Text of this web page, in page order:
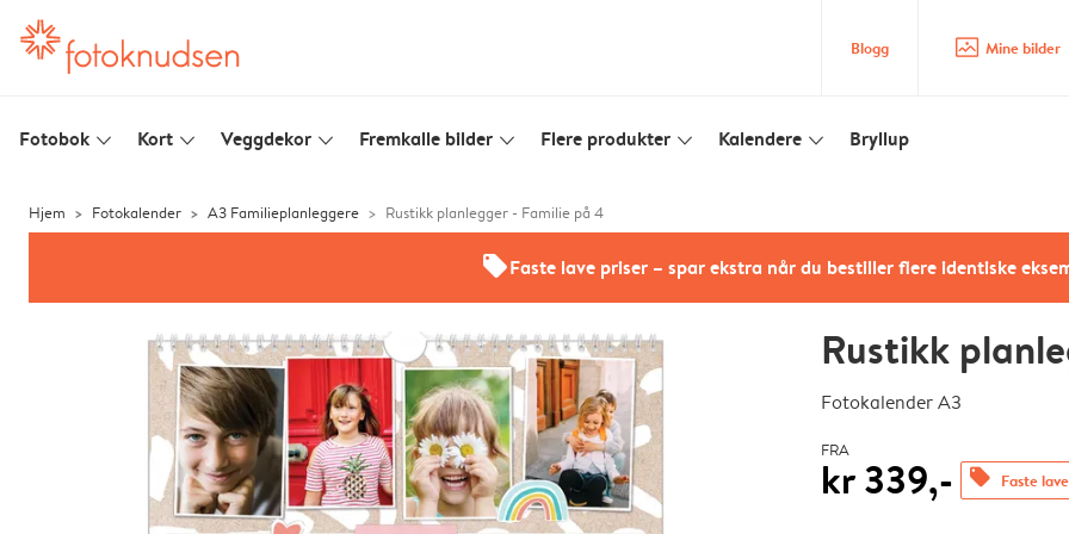
Blogg image_placeholder Mine bilder
Fotobok slim_arrow_down Kort slim_arrow_down Veggdekor slim_arrow_down Fremkalle bilder slim_arrow_down Flere produkter slim_arrow_down Kalendere slim_arrow_down Bryllup
Hjem Fotokalender A3 Familieplanleggere Rustikk planlegger - Familie på 4
offersFaste lave priser – spar ekstra når du bestiller flere identiske
Rustikk
Fotokalender A3
FRA
kr 339,- offers Faste